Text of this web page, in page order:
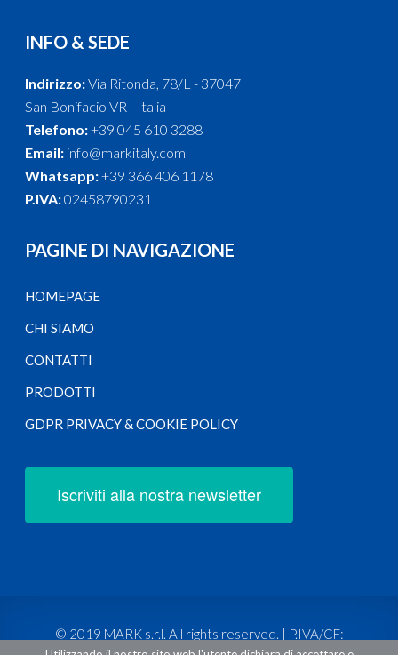
INFO & SEDE
Indirizzo:Via Ritonda, 78/L - 37047
San Bonifacio VR - Italia
Telefono:+39 045 610 3288
Email: info@markitaly.com
Whatsapp:+39 366 406 1178
P.IVA:02458790231
PAGINE DI NAVIGAZIONE
HOMEPAGE
CHI SIAMO
CONTATTI
PRODOTTI
GDPR PRIVACY & COOKIE POLICY
Iscriviti alla nostra newsletter
© 2019 MARK s.r.l. All rights reserved. | P.IVA/CF: